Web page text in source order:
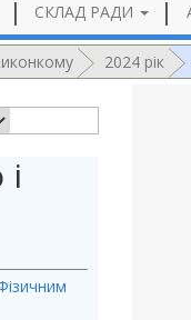
СКЛАД РАДИ
2024 рік